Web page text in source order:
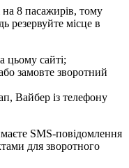
на 8 пасажирів, тому
резервуйте місце в
цьому сайті;
замовте зворотний
Вайбер із телефону
SMS-повідомлення
для зворотного